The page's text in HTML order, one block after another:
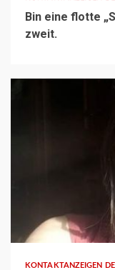
Bin eine flotte
zweit.
1 min read
KONTAKTANZEIGEN